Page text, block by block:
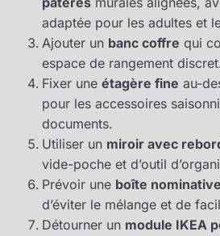
adaptée pour les adultes et
Ajouter un banc coffre qui
espace de rangement
Fixer une étagère fine au-
pour les accessoires
documents.
Utiliser un miroir avec
vide-poche et d’outil
Prévoir une boîte nominative
d’éviter le mélange et de
Détourner un module IKEA